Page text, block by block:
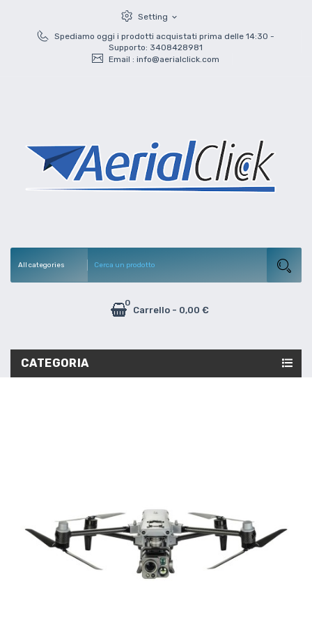
Setting expand_more
Spediamo oggi i prodotti acquistati prima delle 14:30 -
Supporto: 3408428981
Email : info@aerialclick.com
Carrello
0
- 0,00 €
CATEGORIA